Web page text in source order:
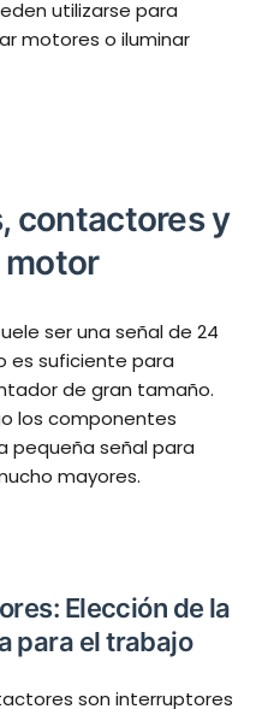
utilizarse para
motores o iluminar
contactores y
ser una señal de 24
es suficiente para
de gran tamaño.
los componentes
pequeña señal para
mayores.
Elección de la
para el trabajo
son interruptores